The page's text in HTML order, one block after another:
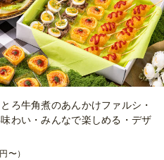
ろ牛角煮のあんかけファルシ・
わい・みんなで楽しめる・デザ
〜）